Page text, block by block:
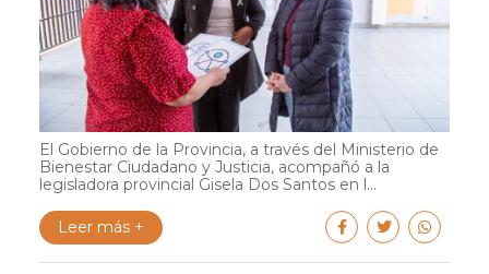
El Gobierno de la Provincia, a través del Ministerio de
Bienestar Ciudadano y Justicia, acompañó a la
legisladora provincial Gisela Dos Santos en l...
Leer más +